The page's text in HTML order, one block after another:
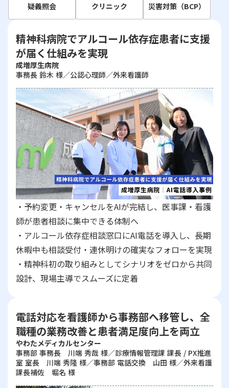
疑義照会 クリニック 災害対策（BCP）
精神科病院でアルコール依存症患者に支援
が届く仕組みを実現
成増厚生病院
事務長 鈴木 様／公認心理師／外来看護師
・予約変更・キャンセルをAIが完結し、医事課・看護
師が患者相談に集中できる体制へ
・アルコール依存症相談窓口にAI電話を導入し、長期
休暇中も相談受付・連休明けの確実なフォローを実現
・精神科初の取り組みとしてシナリオをゼロから共同
設計、現場主導でスムーズに定着
電話対応を看護師から事務部へ移管し、全
職種の業務改善と患者満足度向上を両立
やわたメディカルセンター
事務部 事務長 川端 秀哉 様／診療情報管理課 課長 / PX推進
室 室長 川端 秀隆 様／事務部 電話交換 山田 様／外来看護
課長補佐 堀名 様